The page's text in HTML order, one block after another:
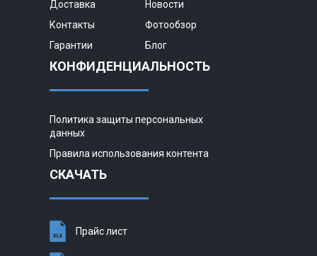
Доставка
Новости
Контакты
Фотообзор
Гарантии
Блог
КОНФИДЕНЦИАЛЬНОСТЬ
Политика защиты персональных
данных
Правила использования контента
СКАЧАТЬ
Прайс лист